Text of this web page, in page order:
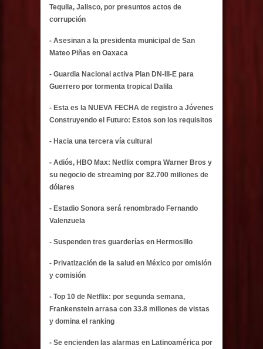
Tequila, Jalisco, por presuntos actos de
corrupción
- Asesinan a la presidenta municipal de San
Mateo Piñas en Oaxaca
- Guardia Nacional activa Plan DN-III-E para
Guerrero por tormenta tropical Dalila
- Esta es la NUEVA FECHA de registro a Jóvenes
Construyendo el Futuro: Estos son los requisitos
- Hacia una tercera vía cultural
- Adiós, HBO Max: Netflix compra Warner Bros y
su negocio de streaming por 82.700 millones de
dólares
- Estadio Sonora será renombrado Fernando
Valenzuela
- Suspenden tres guarderías en Hermosillo
- Privatización de la salud en México por omisión
y comisión
- Top 10 de Netflix: por segunda semana,
Frankenstein arrasa con 33.8 millones de vistas
y domina el ranking
- Se encienden las alarmas en Latinoamérica por